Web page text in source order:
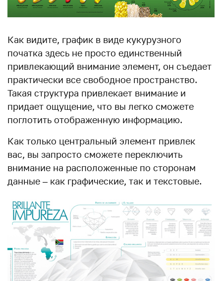
Как видите, график в виде кукурузного
початка здесь не просто единственный
привлекающий внимание элемент, он съедает
практически все свободное пространство.
Такая структура привлекает внимание и
придает ощущение, что вы легко сможете
поглотить отображенную информацию.
Как только центральный элемент привлек
вас, вы запросто сможете переключить
внимание на расположенные по сторонам
данные – как графические, так и текстовые.